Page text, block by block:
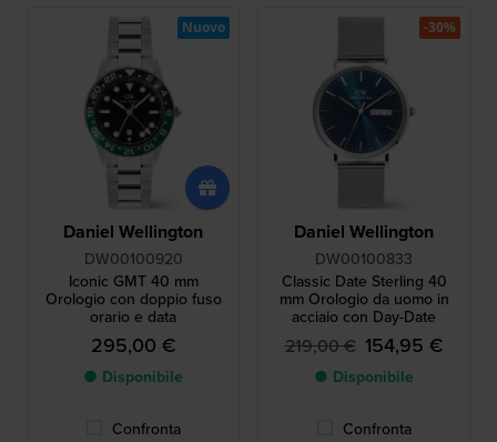
Daniel Wellington
DW00100920
Iconic GMT 40 mm
Orologio con doppio fuso
orario e data
295,00 €
● Disponibile
Confronta
Nuovo
Daniel Wellington
DW00100833
Classic Date Sterling 40
mm Orologio da uomo in
acciaio con Day-Date
219,00 € 154,95 €
● Disponibile
Confronta
-30%